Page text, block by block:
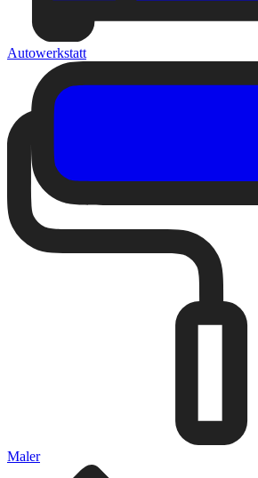
Autowerkstatt
Maler